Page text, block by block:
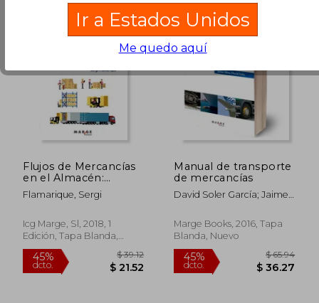
$ 16.33 $
Flujos de Mercancías
en el Almacén:
Procesos Internos y
de Entrada y Salida
Flamarique, Sergi
Icg Marge, Sl, 2018, 1
Edición, Tapa Blanda,
Nuevo
Manual de transporte
de mercancías
David Soler García; Jaime
Marge Books, 2016, Tapa
Blanda, Nuevo
Ir a Estados Unidos
Me quedo aquí